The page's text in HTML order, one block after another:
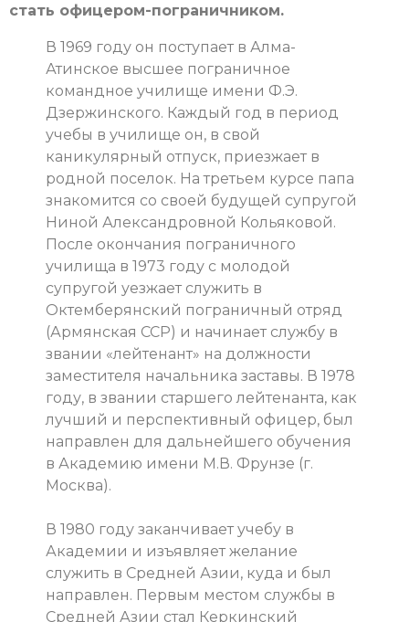
стать офицером-пограничником.
В 1969 году он поступает в Алма-
Атинское высшее пограничное
командное училище имени Ф.Э.
Дзержинского. Каждый год в период
учебы в училище он, в свой
каникулярный отпуск, приезжает в
родной поселок. На третьем курсе папа
знакомится со своей будущей супругой
Ниной Александровной Кольяковой.
После окончания пограничного
училища в 1973 году с молодой
супругой уезжает служить в
Октемберянский пограничный отряд
(Армянская ССР) и начинает службу в
звании «лейтенант» на должности
заместителя начальника заставы. В 1978
году, в звании старшего лейтенанта, как
лучший и перспективный офицер, был
направлен для дальнейшего обучения
в Академию имени М.В. Фрунзе (г.
Москва).
В 1980 году заканчивает учебу в
Академии и изъявляет желание
служить в Средней Азии, куда и был
направлен. Первым местом службы в
Средней Азии стал Керкинский